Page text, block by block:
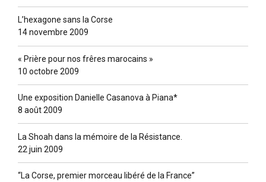
L’hexagone sans la Corse
14 novembre 2009
« Prière pour nos frêres marocains »
10 octobre 2009
Une exposition Danielle Casanova à Piana*
8 août 2009
La Shoah dans la mémoire de la Résistance.
22 juin 2009
“La Corse, premier morceau libéré de la France”